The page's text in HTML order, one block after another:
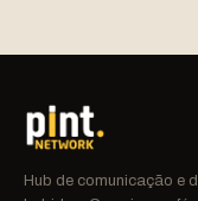
Hub de comunicação e